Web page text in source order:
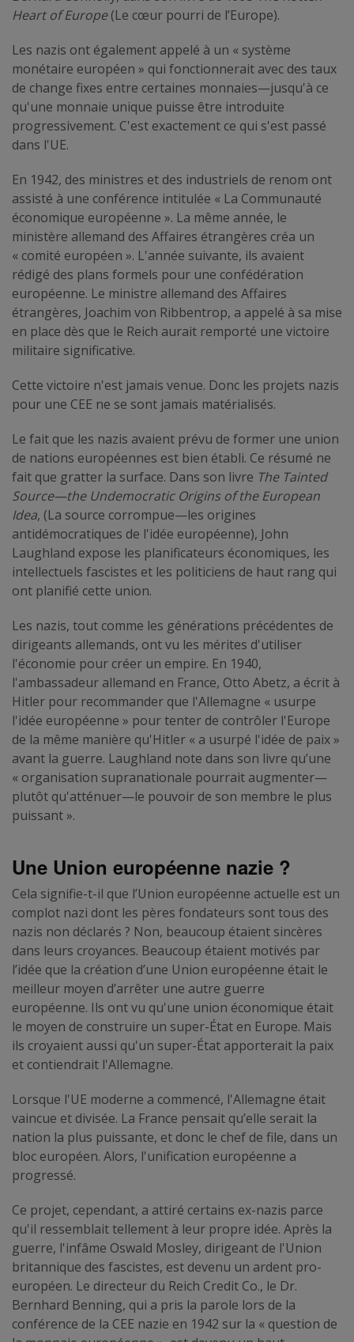
Heart of Europe(Le cœur pourri de l’Europe).
Les nazis ont également appelé à un « système
monétaire européen » qui fonctionnerait avec des taux
de change fixes entre certaines monnaies—jusqu'à ce
qu'une monnaie unique puisse être introduite
progressivement. C'est exactement ce qui s'est passé
dans l'UE.
En 1942, des ministres et des industriels de renom ont
assisté à une conférence intitulée « La Communauté
économique européenne ». La même année, le
ministère allemand des Affaires étrangères créa un
« comité européen ». L'année suivante, ils avaient
rédigé des plans formels pour une confédération
européenne. Le ministre allemand des Affaires
étrangères, Joachim von Ribbentrop, a appelé à sa mise
en place dès que le Reich aurait remporté une victoire
militaire significative.
Cette victoire n'est jamais venue. Donc les projets nazis
pour une CEE ne se sont jamais matérialisés.
Le fait que les nazis avaient prévu de former une union
de nations européennes est bien établi. Ce résumé ne
fait que gratter la surface. Dans son livre The Tainted
Source—the Undemocratic Origins of the European
Idea, (La source corrompue—les origines
antidémocratiques de l'idée européenne), John
Laughland expose les planificateurs économiques, les
intellectuels fascistes et les politiciens de haut rang qui
ont planifié cette union.
Les nazis, tout comme les générations précédentes de
dirigeants allemands, ont vu les mérites d'utiliser
l'économie pour créer un empire. En 1940,
l'ambassadeur allemand en France, Otto Abetz, a écrit à
Hitler pour recommander que l'Allemagne « usurpe
l'idée européenne » pour tenter de contrôler l'Europe
de la même manière qu'Hitler « a usurpé l'idée de paix »
avant la guerre. Laughland note dans son livre qu’une
« organisation supranationale pourrait augmenter—
plutôt qu'atténuer—le pouvoir de son membre le plus
puissant ».
Une Union européenne nazie ?
Cela signifie-t-il que l’Union européenne actuelle est un
complot nazi dont les pères fondateurs sont tous des
nazis non déclarés ? Non, beaucoup étaient sincères
dans leurs croyances. Beaucoup étaient motivés par
l’idée que la création d’une Union européenne était le
meilleur moyen d’arrêter une autre guerre
européenne. Ils ont vu qu'une union économique était
le moyen de construire un super-État en Europe. Mais
ils croyaient aussi qu'un super-État apporterait la paix
et contiendrait l'Allemagne.
Lorsque l'UE moderne a commencé, l'Allemagne était
vaincue et divisée. La France pensait qu’elle serait la
nation la plus puissante, et donc le chef de file, dans un
bloc européen. Alors, l'unification européenne a
progressé.
Ce projet, cependant, a attiré certains ex-nazis parce
qu'il ressemblait tellement à leur propre idée. Après la
guerre, l'infâme Oswald Mosley, dirigeant de l'Union
britannique des fascistes, est devenu un ardent pro-
européen. Le directeur du Reich Credit Co., le Dr.
Bernhard Benning, qui a pris la parole lors de la
conférence de la CEE nazie en 1942 sur la « question de